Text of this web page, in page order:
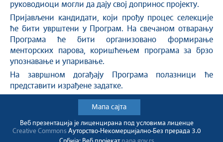
руководиоци могли да дају свој допринос пројекту.
Пријављени кандидати, који прођу процес селекције
ће бити уврштени у Програм. На свечаном отварању
Програма ће бити организовано формирање
менторских парова, коришћењем програма за брзо
упознавање и упаривање.
На завршном догађају Програма полазници ће
представити израђене задатке.
Мапа сајта
Веб презентација jе лиценциранa под условима лиценце
Creative CommonsАуторство-Некомерцијално-Без прерада 3.0